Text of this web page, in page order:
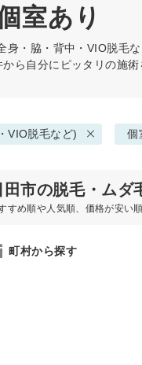
室あり
身・脇・背中・VIO脱毛
ら自分にピッタリの施
VIO脱毛など) 個
田市の脱毛・ム
すめ順や人気順、価格が安い
町村から探す